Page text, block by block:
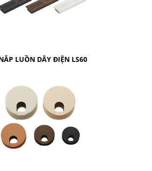
LUỒN DÂY ĐIỆN LS60